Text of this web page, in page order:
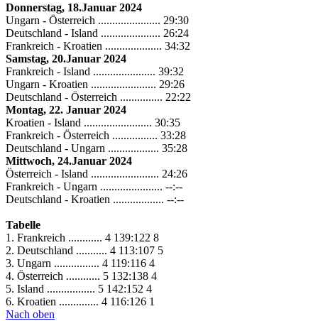
Donnerstag, 18.Januar 2024
Ungarn - Österreich ...................... 29:30
Deutschland - Island ..................... 26:24
Frankreich - Kroatien .................... 34:32
Samstag, 20.Januar 2024
Frankreich - Island ...................... 39:32
Ungarn - Kroatien ....................... 29:26
Deutschland - Österreich ............... 22:22
Montag, 22. Januar 2024
Kroatien - Island ........................ 30:35
Frankreich - Österreich ................ 33:28
Deutschland - Ungarn .................. 35:28
Mittwoch, 24.Januar 2024
Österreich - Island ........................ 24:26
Frankreich - Ungarn ...................... --:--
Deutschland - Kroatien .................. --:--
Tabelle
1. Frankreich ............ 4 139:122 8
2. Deutschland ........... 4 113:107 5
3. Ungarn ................ 4 119:116 4
4. Österreich ............ 5 132:138 4
5. Island ................. 5 142:152 4
6. Kroatien .............. 4 116:126 1
Nach oben